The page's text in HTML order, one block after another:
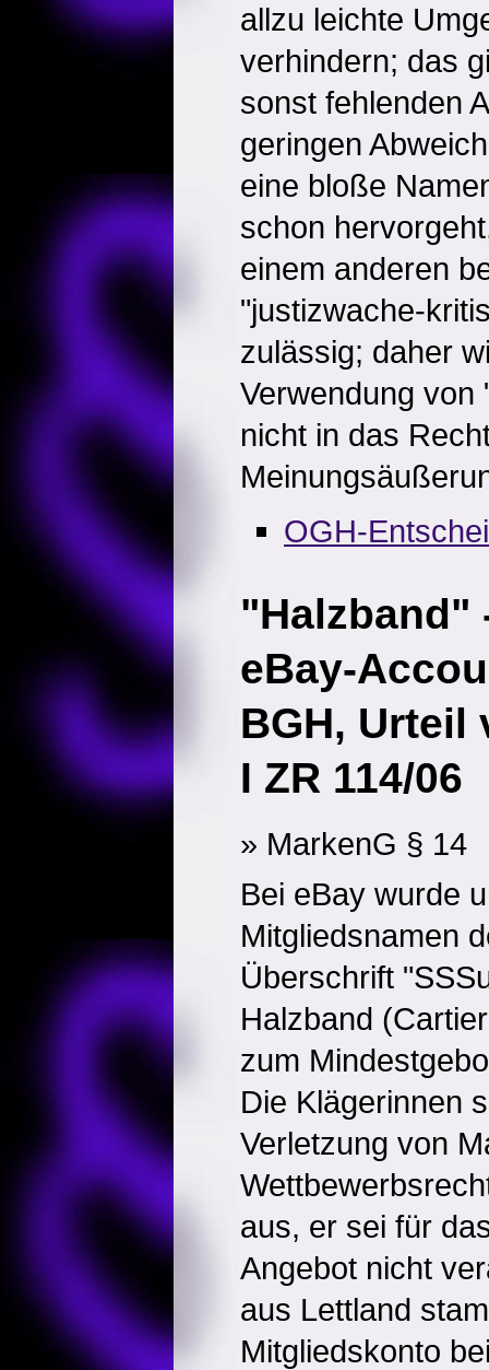
allzu leichte
verhindern; das
sonst fehlenden
geringen
eine bloße
schon
einem anderen
"justizwache-
zulässig; daher
Verwendung von
nicht in das
OGH-
"Halzband"
eBay-
BGH, Urteil
I ZR 114/06
» MarkenG § 14
Bei eBay wurde
Mitgliedsnamen
Überschrift
Halzband
zum
Die Klägerinnen
Verletzung von
aus, er sei für
Angebot nicht
aus Lettland
Mitgliedskonto